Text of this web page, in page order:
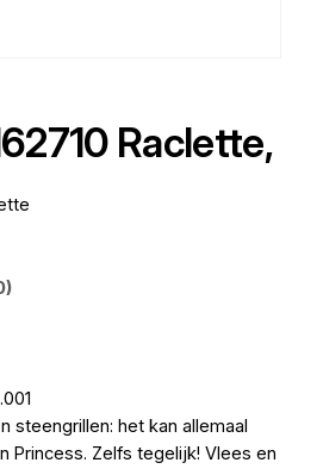
Raclette,
steengrillen: het kan allemaal
Princess. Zelfs tegelijk! Vlees en